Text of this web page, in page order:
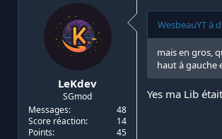
LeKdev
SGmod
Messages
48
Score réaction
14
Points
45
WesbeauYT à
mais en gros,
haut à gauche
Yes ma Lib